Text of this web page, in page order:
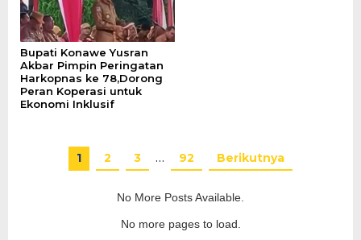
Bupati Konawe Yusran
Akbar Pimpin Peringatan
Harkopnas ke 78,Dorong
Peran Koperasi untuk
Ekonomi Inklusif
1 2 3 … 92 Berikutnya
No More Posts Available.
No more pages to load.